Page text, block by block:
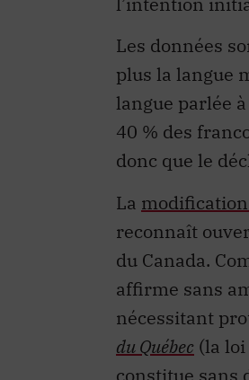
Les données
plus la langue
langue parlée
40 % des
donc que le
La
reconnaît
du Canada.
affirme sans
nécessitant
du Québec (la
constitue sans